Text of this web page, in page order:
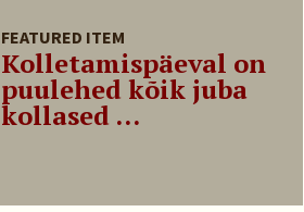
FEATURED ITEM
Kolletamispäeval on
puulehed kõik juba
kollased ...